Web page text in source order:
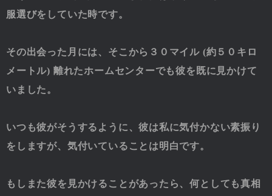
服選びをしていた時です。
その出会った月には、そこから３０マイル (約５０キロ
メートル) 離れたホームセンターでも彼を既に見かけて
いました。
いつも彼がそうするように、彼は私に気付かない素振り
をしますが、気付いていることは明白です。
もしまた彼を見かけることがあったら、何としても真相